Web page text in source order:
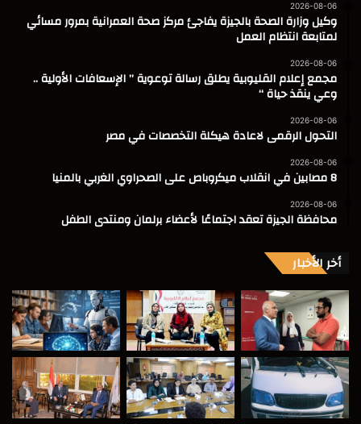
2026-08-06
وكيل وزارة الصحة بالجيزة يفاجئ مركز صحة العمرانية بمرور مسائي
لمتابعة انتظام العمل
2026-08-06
مجمع إعلام القليوبية يطلق رسالة توعوية ” الإسعافات الأولية ..
وعي ينقذ حياة “
2026-08-06
التحول الرقمى لاعادة هيكلة التخصصات في مصر
2026-08-06
8 مصابين في انقلاب ميكروباص على الصحراوي الغربي بالمنيا
2026-08-06
محافظة الجيزة تعقد اجتماعًا لأعضاء برلمان ومنتدى الطفل
أخر الأخبار